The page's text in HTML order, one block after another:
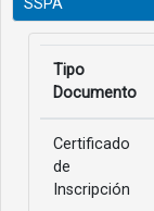
Tipo
Documento
Certificado
de
Inscripción